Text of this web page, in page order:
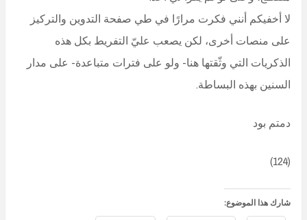
لا أخفيكم أنني فكرت مرارًا في طي صفحة التدوين والتركيز
على منصات أخرى، لكن يصعب عليّ التفريط بكل هذه
الذكريات التي وثّقتها هنا- ولو على فترات متباعدة- على مدار
السنين بهذه البساطة.
دمتم بود
(124)
شارك هذا الموضوع: